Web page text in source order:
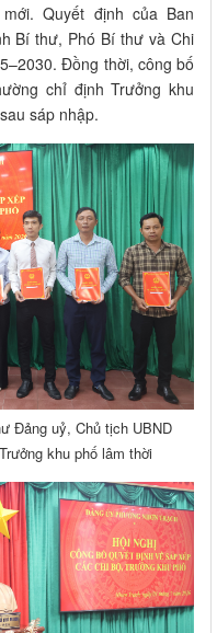
Quyết định của Ban
Bí thư, Phó Bí thư và Chi
Đồng thời, công bố
chỉ định Trưởng khu
sáp nhập.
Đảng uỷ, Chủ tịch UBND
khu phố lâm thời